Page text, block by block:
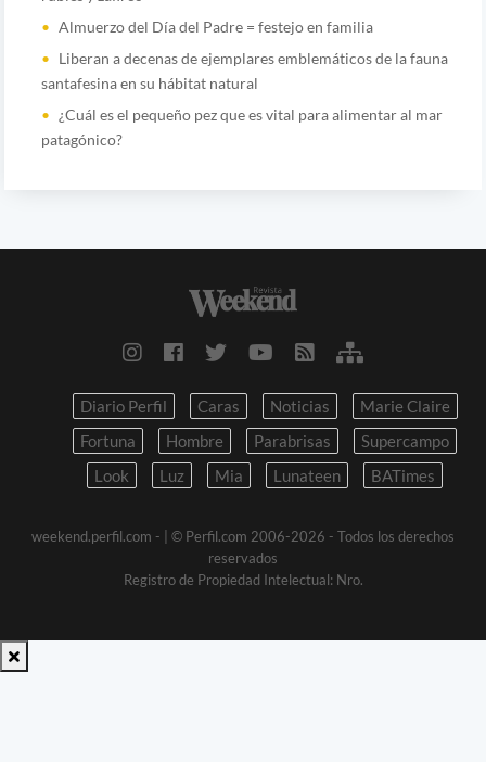
Almuerzo del Día del Padre = festejo en familia
Liberan a decenas de ejemplares emblemáticos de la fauna
santafesina en su hábitat natural
¿Cuál es el pequeño pez que es vital para alimentar al mar
patagónico?
Diario Perfil Caras Noticias
Marie Claire
Fortuna
Hombre Parabrisas
Supercampo
Look
Luz Mia Lunateen BATimes
weekend.perfil.com -
| © Perfil.com 2006-2026 - Todos los derechos
reservados
Registro de Propiedad Intelectual: Nro.